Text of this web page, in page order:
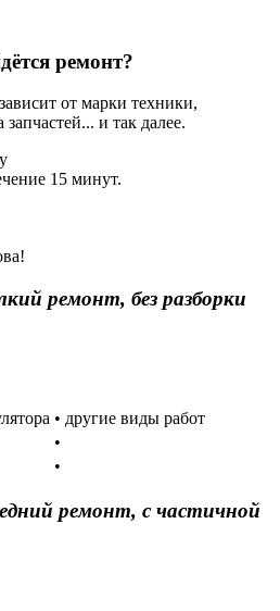
ремонт?
от марки техники,
и так далее.
15 минут.
ремонт, без разборки
• другие виды работ
•
•
ремонт, с частичной